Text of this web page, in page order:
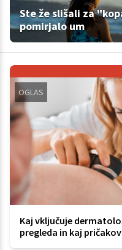
Ste že slišali za
pomirjalo um
OGLAS
Kaj vključuje
pregleda in kaj